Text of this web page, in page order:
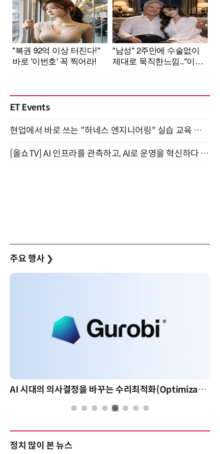
ET Events
현업에서 바로 쓰는 "하네스 엔지니어링" 실습 교육 워크숍 8월 20일 개최
[올쇼TV] AI 인프라를 관측하고, AI로 운영을 혁신하다 (8월 11일 생방송)
주요 행사 ❯
AI 시대의 의사결정을 바꾸는 수리최적화(Optimization): 실제 산업 적용 사례와 활용 전략
정치 많이 본 뉴스